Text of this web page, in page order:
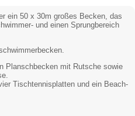
ein 50 x 30m großes Becken, das
und einen Sprungbereich
Planschbecken mit Rutsche sowie
Tischtennisplatten und ein Beach-